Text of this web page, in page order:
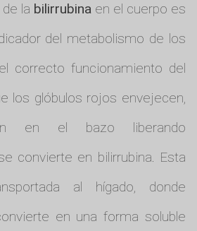
la bilirrubina en el cuerpo es
del metabolismo de los
correcto funcionamiento del
los glóbulos rojos envejecen,
en el bazo liberando
convierte en bilirrubina. Esta
al hígado, donde
en una forma soluble